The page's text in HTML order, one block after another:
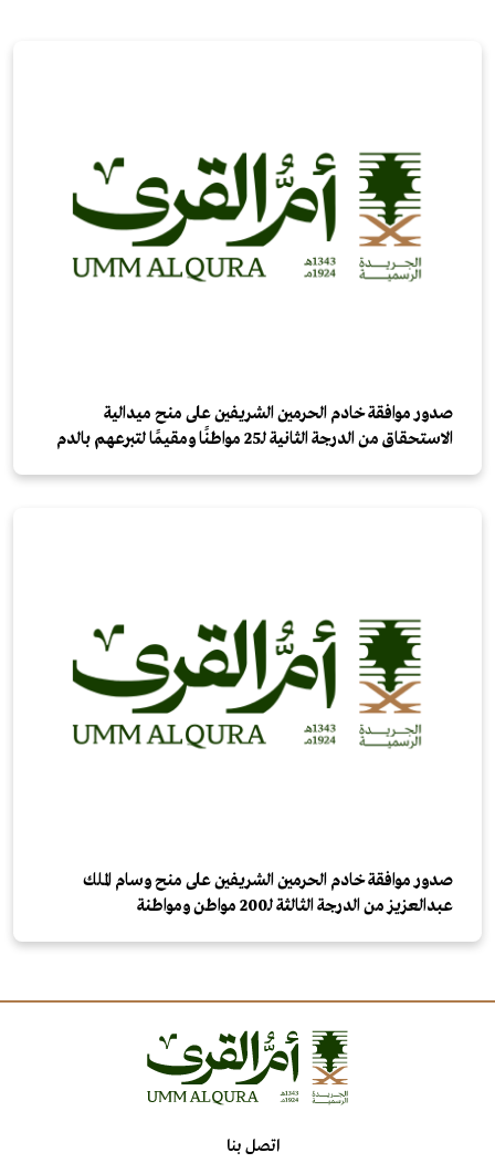
صدور موافقة خادم الحرمين الشريفين على منح ميدالية
الاستحقاق من الدرجة الثانية لـ25 مواطنًا ومقيمًا لتبرعهم بالدم
صدور موافقة خادم الحرمين الشريفين على منح وسام الملك
عبدالعزيز من الدرجة الثالثة لـ200 مواطن ومواطنة
اتصل بنا